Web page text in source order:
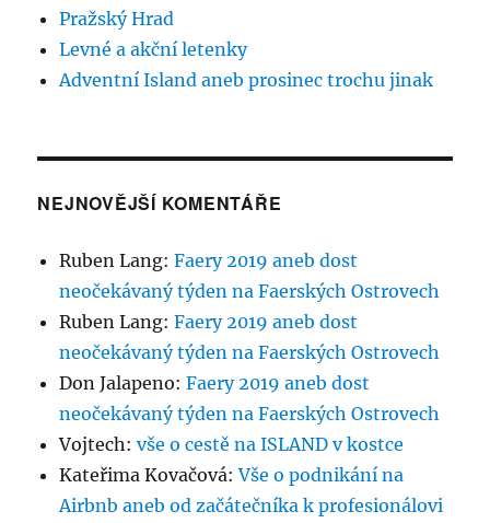
Pražský Hrad
Levné a akční letenky
Adventní Island aneb prosinec trochu jinak
NEJNOVĚJŠÍ KOMENTÁŘE
Ruben Lang:Faery 2019 aneb dost
neočekávaný týden na Faerských Ostrovech
Ruben Lang:Faery 2019 aneb dost
neočekávaný týden na Faerských Ostrovech
Don Jalapeno:Faery 2019 aneb dost
neočekávaný týden na Faerských Ostrovech
Vojtech:vše o cestě na ISLAND v kostce
Kateřima Kovačová:Vše o podnikání na
Airbnb aneb od začátečníka k profesionálovi